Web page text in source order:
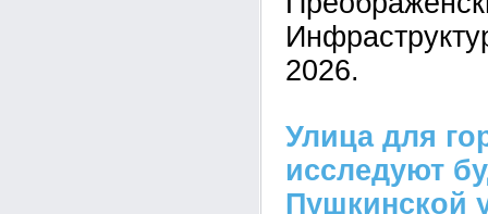
2026.
Улица для
исследуют
Пушкинской